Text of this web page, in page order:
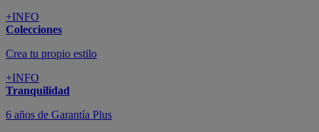
+INFO
Colecciones
Crea tu propio estilo
+INFO
Tranquilidad
6 años de Garantía Plus